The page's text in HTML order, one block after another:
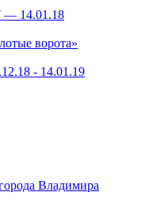
— 14.01.18
ворота»
- 14.01.19
Владимира